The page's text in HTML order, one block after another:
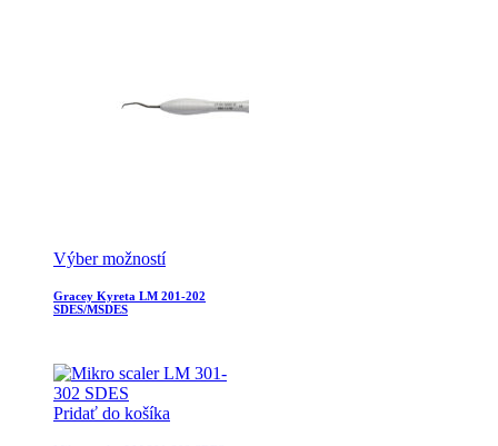
Výber možností
Gracey Kyreta LM 201-202
SDES/MSDES
Pridať do košíka